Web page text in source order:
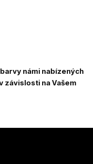
námi nabízených
závislosti na Vašem